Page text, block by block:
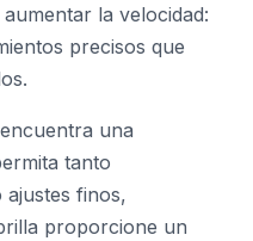
la velocidad:
precisos que
una
tanto
ajustes finos,
proporcione un